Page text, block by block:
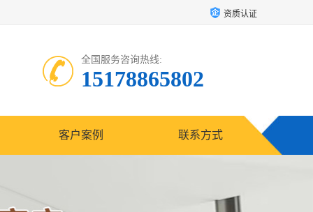
资质认证
全国服务咨询热线:
15178865802
客户案例 联系方式